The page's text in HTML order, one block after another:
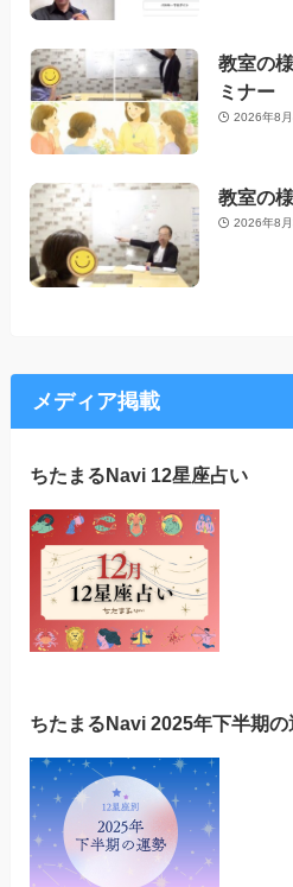
教室の
ミナー
2026年8月
教室の
2026年8月
メディア掲載
ちたまるNavi 12星座占い
ちたまるNavi 2025年下半期の